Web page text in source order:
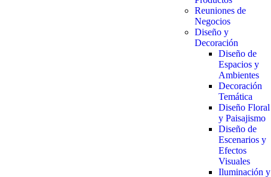
Reuniones de
Negocios
Diseño y
Decoración
Diseño de
Espacios y
Ambientes
Decoración
Temática
Diseño Floral
y Paisajismo
Diseño de
Escenarios y
Efectos
Visuales
Iluminación y